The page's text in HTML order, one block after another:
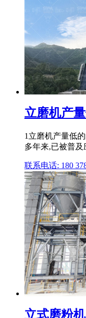
立磨机产
1立磨机产量低
多年来,已被普
联系电话: 180
立式磨粉